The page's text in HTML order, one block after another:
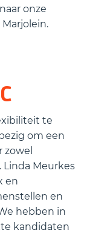
onze
te
om een
Meurkes
en
en
hebben in
kandidaten